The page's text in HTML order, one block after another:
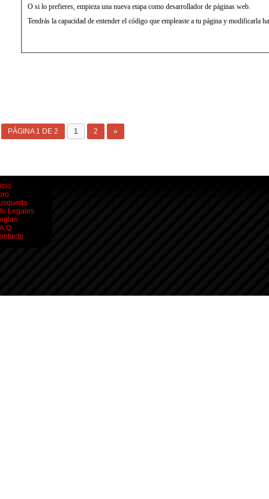
O si lo prefieres, empieza una nueva etapa como desarrollador de páginas web.
Tendrás la capacidad de entender el código que empleaste a tu página y modificarla
PÁGINA 1 DE 2 1 2 »
Legales